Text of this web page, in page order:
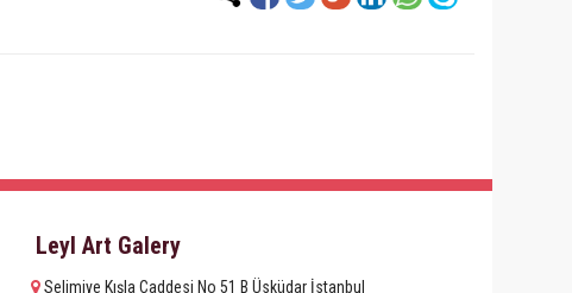
Leyl Art Galery
Selimiye Kışla Caddesi No 51 B Üsküdar İstanbul